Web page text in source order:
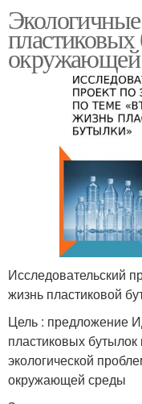
окружающей
Исследовательский
жизнь пластиковой
Цель : предложение
пластиковых бутылок
экологической
окружающей среды